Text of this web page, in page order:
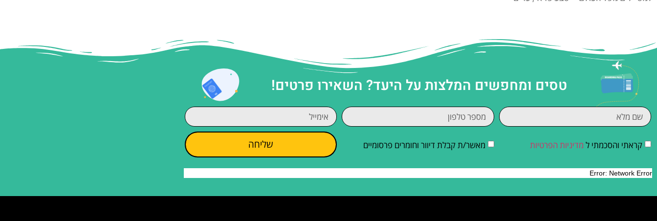
טסים ומחפשים המלצות על היעד? השאירו פרטים!
קראתי והסכמתי ל מדיניות הפרטיות מאשר/ת קבלת דיוור וחומרים פרסומיים שליחה